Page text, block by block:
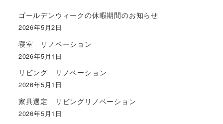
ゴールデンウィークの休暇期間のお知らせ
2026年5月2日
寝室 リノベーション
2026年5月1日
リビング リノベーション
2026年5月1日
家具選定 リビングリノベーション
2026年5月1日